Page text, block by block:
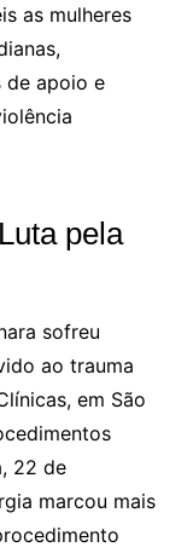
as mulheres
de apoio e
pela
sofreu
ao trauma
em São
22 de
marcou mais